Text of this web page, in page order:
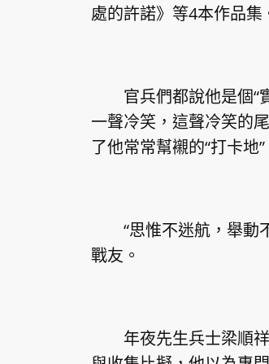
處的許諾》等4本作品集
官兵們都說他是個“實
一聲冷笑，這聲冷笑的
了他常常幫襯的“打卡地”
“思惟不迷航，舉動
戰友。
年夜先生兵士梁順祥